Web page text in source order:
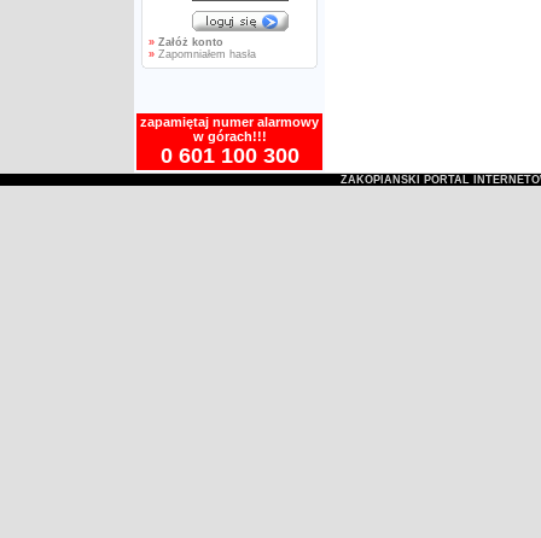
» Załóż konto
» Zapomniałem hasła
zapamiętaj numer alarmowy
w górach!!!
0 601 100 300
ZAKOPIAŃSKI PORTAL